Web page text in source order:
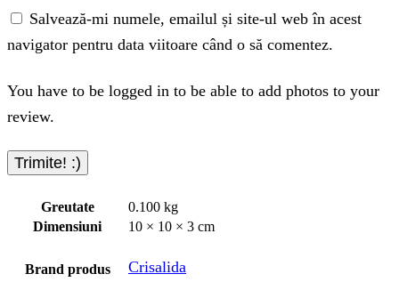
Salvează-mi numele, emailul și site-ul web în acest
navigator pentru data viitoare când o să comentez.
You have to be logged in to be able to add photos to your
review.
Greutate
0.100 kg
Dimensiuni
10 × 10 × 3 cm
Brand produs Crisalida